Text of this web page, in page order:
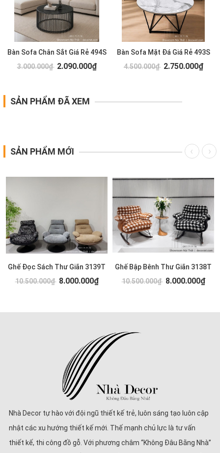
Bàn Sofa Chân Sắt Giá Rẻ 494S
3.000.000₫ 2.090.000₫
Bàn Sofa Mặt Đá Giá Rẻ 493S
4.500.000₫ 2.750.000₫
SẢN PHẨM ĐÃ XEM
SẢN PHẨM MỚI
Ghế Đọc Sách Thư Giãn 3139T
10.500.000₫ 8.000.000₫
Ghế Bập Bênh Thư Giãn 3138T
10.500.000₫ 8.000.000₫
Nhà Decor tự hào với đội ngũ thiết kế trẻ, luôn sáng tạo luôn cập
nhật các xu hướng thiết kế mới. Thế mạnh chủ lực là tư vấn
thiết kế, thi công đồ gỗ. Với phương châm “Không Đâu Bằng Nhà”